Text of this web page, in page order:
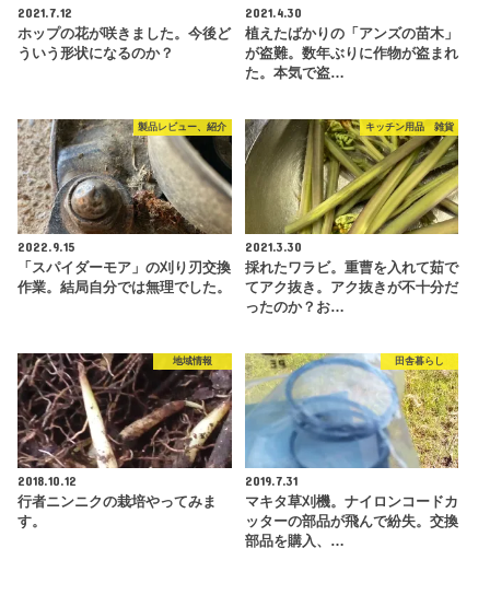
2021.7.12
ホップの花が咲きました。今後ど
ういう形状になるのか？
2021.4.30
植えたばかりの「アンズの苗木」
が盗難。数年ぶりに作物が盗まれ
た。本気で盗…
製品レビュー、紹介
2022.9.15
「スパイダーモア」の刈り刃交換
作業。結局自分では無理でした。
キッチン用品 雑貨
2021.3.30
採れたワラビ。重曹を入れて茹で
てアク抜き。アク抜きが不十分だ
ったのか？お…
地域情報
2018.10.12
行者ニンニクの栽培やってみま
す。
田舎暮らし
2019.7.31
マキタ草刈機。ナイロンコードカ
ッターの部品が飛んで紛失。交換
部品を購入、…